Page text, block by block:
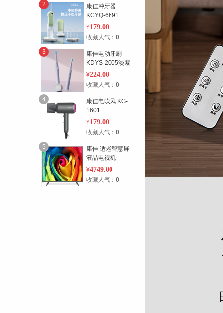
2
康佳冲牙器
KCYQ-6691
¥179.00
收藏人气： 0
3
康佳电动牙刷
KDYS-2005淡紫
色
¥224.00
收藏人气： 0
4
康佳电吹风 KG-
1601
¥179.00
收藏人气： 0
5
康佳 适老智慧屏
液晶电视机
LED55G30UE
¥4749.00
收藏人气： 0